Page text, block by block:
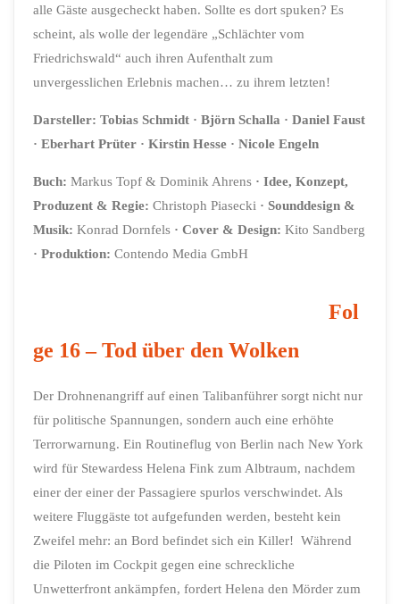
alle Gäste ausgecheckt haben. Sollte es dort spuken? Es
scheint, als wolle der legendäre „Schlächter vom
Friedrichswald“ auch ihren Aufenthalt zum
unvergesslichen Erlebnis machen… zu ihrem letzten!
Darsteller:Tobias Schmidt · Björn Schalla · Daniel Faust
· Eberhart Prüter · Kirstin Hesse · Nicole Engeln
Buch: Markus Topf & Dominik Ahrens ·Idee, Konzept,
Produzent & Regie: Christoph Piasecki ·Sounddesign &
Musik: Konrad Dornfels ·Cover & Design: Kito Sandberg
·Produktion: Contendo Media GmbH
Fol
ge 16 – Tod über den Wolken
Der Drohnenangriff auf einen Talibanführer sorgt nicht nur
für politische Spannungen, sondern auch eine erhöhte
Terrorwarnung. Ein Routineflug von Berlin nach New York
wird für Stewardess Helena Fink zum Albtraum, nachdem
einer der einer der Passagiere spurlos verschwindet. Als
weitere Fluggäste tot aufgefunden werden, besteht kein
Zweifel mehr: an Bord befindet sich ein Killer! Während
die Piloten im Cockpit gegen eine schreckliche
Unwetterfront ankämpfen, fordert Helena den Mörder zum